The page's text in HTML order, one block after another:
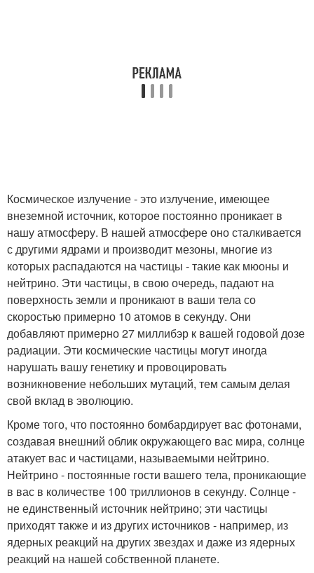
Космическое излучение - это излучение, имеющее
внеземной источник, которое постоянно проникает в
нашу атмосферу. В нашей атмосфере оно сталкивается
с другими ядрами и производит мезоны, многие из
которых распадаются на частицы - такие как мюоны и
нейтрино. Эти частицы, в свою очередь, падают на
поверхность земли и проникают в ваши тела со
скоростью примерно 10 атомов в секунду. Они
добавляют примерно 27 миллибэр к вашей годовой дозе
радиации. Эти космические частицы могут иногда
нарушать вашу генетику и провоцировать
возникновение небольших мутаций, тем самым делая
свой вклад в эволюцию.
Кроме того, что постоянно бомбардирует вас фотонами,
создавая внешний облик окружающего вас мира, солнце
атакует вас и частицами, называемыми нейтрино.
Нейтрино - постоянные гости вашего тела, проникающие
в вас в количестве 100 триллионов в секунду. Солнце -
не единственный источник нейтрино; эти частицы
приходят также и из других источников - например, из
ядерных реакций на других звездах и даже из ядерных
реакций на нашей собственной планете.